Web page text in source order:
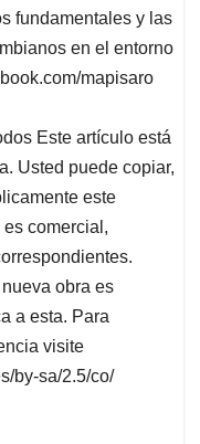
fundamentales y las
en el entorno
mapisaro
Este artículo está
Usted puede copiar,
este
comercial,
obra es
a esta. Para
visite
by-sa/2.5/co/